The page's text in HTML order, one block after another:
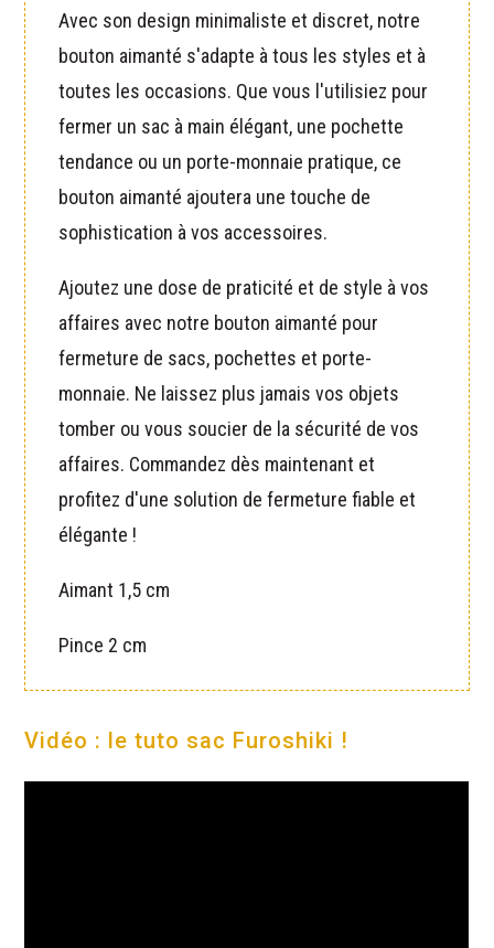
Avec son design minimaliste et discret, notre
bouton aimanté s'adapte à tous les styles et à
toutes les occasions. Que vous l'utilisiez pour
fermer un sac à main élégant, une pochette
tendance ou un porte-monnaie pratique, ce
bouton aimanté ajoutera une touche de
sophistication à vos accessoires.
Ajoutez une dose de praticité et de style à vos
affaires avec notre bouton aimanté pour
fermeture de sacs, pochettes et porte-
monnaie. Ne laissez plus jamais vos objets
tomber ou vous soucier de la sécurité de vos
affaires. Commandez dès maintenant et
profitez d'une solution de fermeture fiable et
élégante !
Aimant 1,5 cm
Pince 2 cm
Vidéo : le tuto sac Furoshiki !